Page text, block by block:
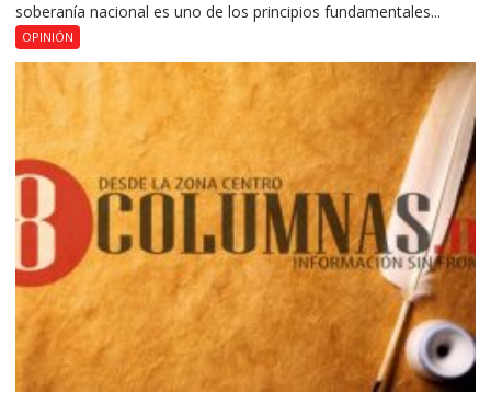
soberanía nacional es uno de los principios fundamentales...
OPINIÓN